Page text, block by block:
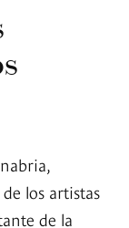
los artistas
de la